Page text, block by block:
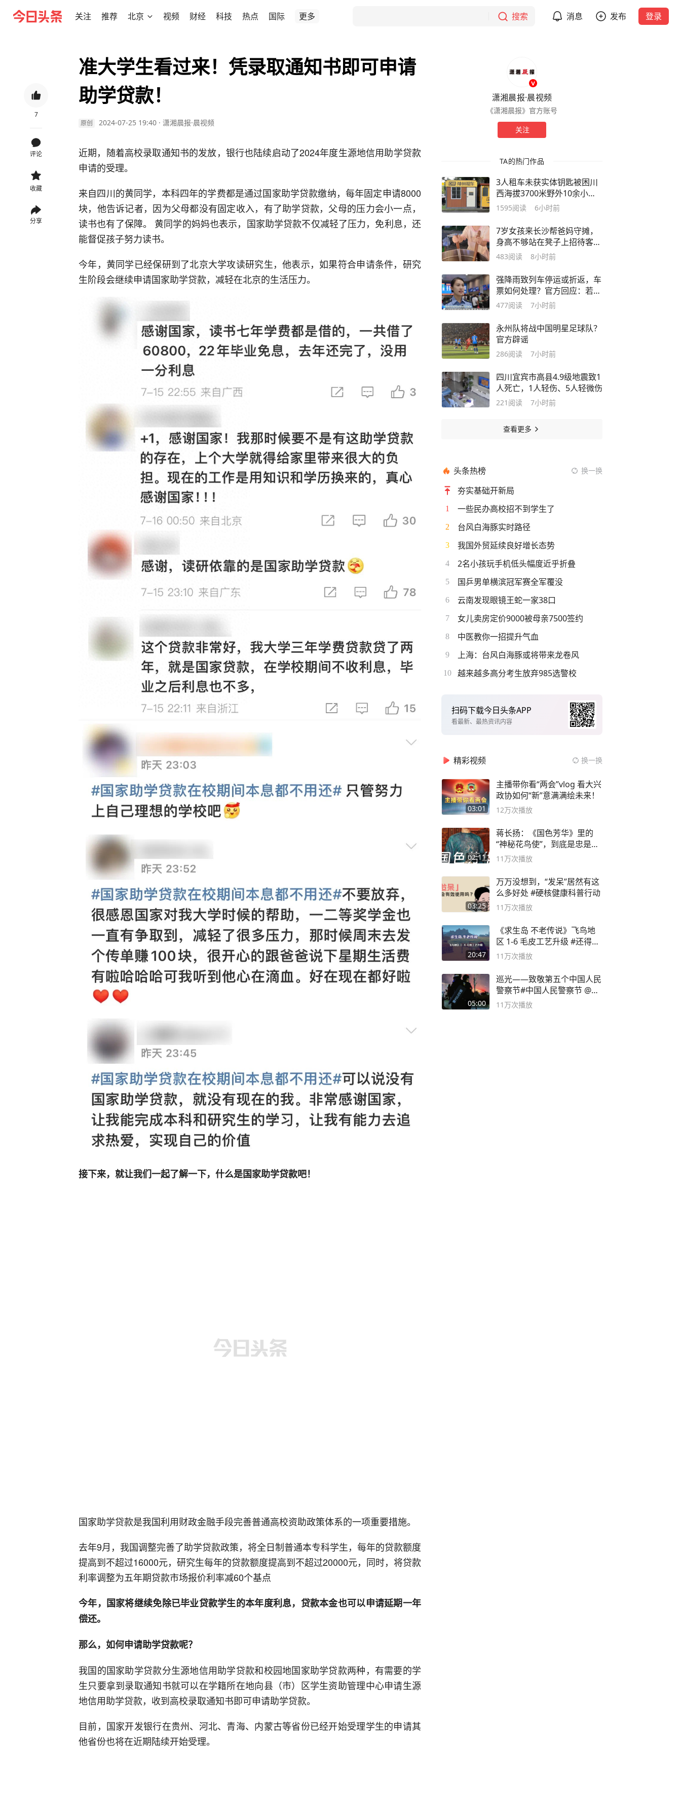
关注 推荐 北京 视频 财经 科技 热点 国际 更多 搜索 消息 发布 登录
7
评论
收藏
分享
准大学生看过来！凭录取通知书即可申请
助学贷款！
原创 2024-07-25 19:40 · 潇湘晨报·晨视频
近期，随着高校录取通知书的发放，银行也陆续启动了2024年度生源地信用助学贷款
申请的受理。
来自四川的黄同学，本科四年的学费都是通过国家助学贷款缴纳，每年固定申请8000
块，他告诉记者，因为父母都没有固定收入，有了助学贷款，父母的压力会小一点，
读书也有了保障。 黄同学的妈妈也表示，国家助学贷款不仅减轻了压力，免利息，还
能督促孩子努力读书。
今年，黄同学已经保研到了北京大学攻读研究生，他表示，如果符合申请条件，研究
生阶段会继续申请国家助学贷款，减轻在北京的生活压力。
接下来，就让我们一起了解一下，什么是国家助学贷款吧！
国家助学贷款是我国利用财政金融手段完善普通高校资助政策体系的一项重要措施。
去年9月，我国调整完善了助学贷款政策，将全日制普通本专科学生，每年的贷款额度
提高到不超过16000元，研究生每年的贷款额度提高到不超过20000元，同时，将贷款
利率调整为五年期贷款市场报价利率减60个基点
今年，国家将继续免除已毕业贷款学生的本年度利息，贷款本金也可以申请延期一年
偿还。
那么，如何申请助学贷款呢？
我国的国家助学贷款分生源地信用助学贷款和校园地国家助学贷款两种，有需要的学
生只要拿到录取通知书就可以在学籍所在地向县（市）区学生资助管理中心申请生源
地信用助学贷款，收到高校录取通知书即可申请助学贷款。
目前，国家开发银行在贵州、河北、青海、内蒙古等省份已经开始受理学生的申请其
他省份也将在近期陆续开始受理。
潇湘晨报·晨视频
《潇湘晨报》官方账号
关注
TA的热门作品
3人租车未获实体钥匙被困川
西海拔3700米野外10余小
时，门店回应：事发地无信号
由总部处理，门店不再介入
1595阅读 6小时前
7岁女孩来长沙帮爸妈守摊，
身高不够站在凳子上招待客
人：觉得爸爸妈妈很辛苦很累
483阅读 8小时前
强降雨致列车停运或折返，车
票如何处理？官方回应：若跟
随列车返回始发站，则退还全
车，则退还未乘区间票款差额
477阅读 7小时前
永州队将战中国明星足球队？
官方辟谣
286阅读 7小时前
四川宜宾市高县4.9级地震致1
人死亡，1人轻伤、5人轻微伤
221 阅读 7小时前
查看更多
头条热榜 换一换
夯实基础开新局
1 一些民办高校招不到学生了
2 台风白海豚实时路径
3 我国外贸延续良好增长态势
4 2名小孩玩手机低头幅度近乎折叠
5 国乒男单横滨冠军赛全军覆没
6 云南发现眼镜王蛇一家38口
7 女儿卖房定价9000被母亲7500签约
8 中医教你一招提升气血
9 上海：台风白海豚或将带来龙卷风
10 越来越多高分考生放弃985选警校
扫码下载今日头条APP
看最新、最热资讯内容
精彩视频 换一换
03:01
主播带你看“两会”vlog 看大兴
政协如何“新”意满满绘未来！
12万次播放
02:11
蒋长扬：《国色芳华》里的
“神秘花鸟使”，到底是忠是
奸？
11万次播放
03:25
万万没想到，“发呆”居然有这
么多好处 #硬核健康科普行动
11万次播放
20:47
《求生岛 不老传说》飞鸟地
区 1-6 毛皮工艺升级 #还得是
主机大作
11万次播放
05:00
巡光——致敬第五个中国人民
警察节#中国人民警察节 @抖
音小助手
11万次播放